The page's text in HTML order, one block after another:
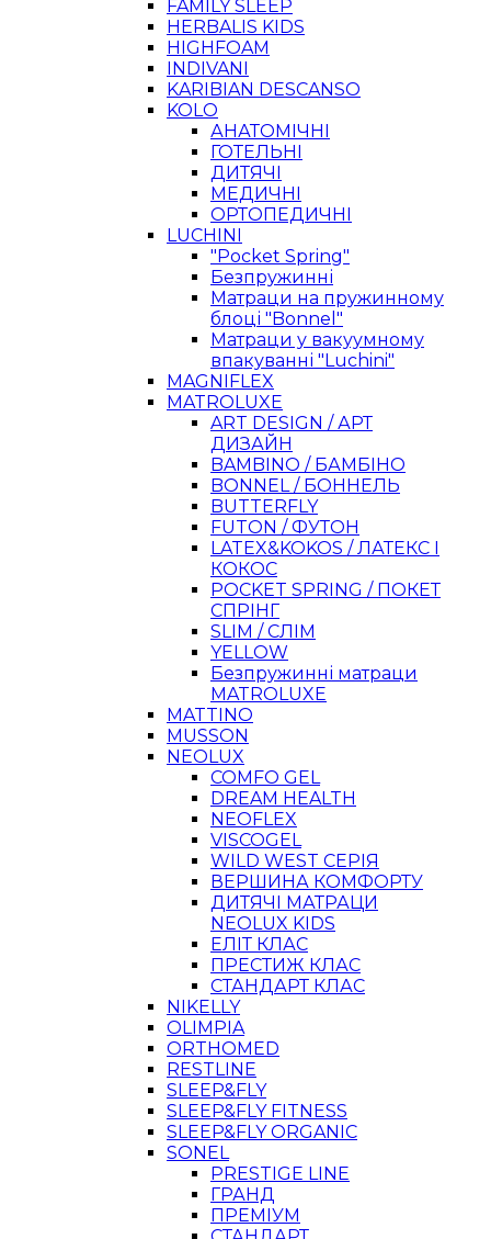
FAMILY SLEEP
HERBALIS KIDS
HIGHFOAM
INDIVANI
KARIBIAN DESCANSO
KOLO
АНАТОМІЧНІ
ГОТЕЛЬНІ
ДИТЯЧІ
МЕДИЧНІ
ОРТОПЕДИЧНІ
LUCHINI
"Pocket Spring"
Безпружинні
Матраци на пружинному
блоці "Bonnel"
Матраци у вакуумному
впакуванні "Luchini"
MAGNIFLEX
MATROLUXE
ART DESIGN / АРТ
ДИЗАЙН
BAMBINO / БАМБІНО
BONNEL / БОННЕЛЬ
BUTTERFLY
FUTON / ФУТОН
LATEX&KOKOS / ЛАТЕКС І
КОКОС
POCKET SPRING / ПОКЕТ
СПРІНГ
SLIM / СЛІМ
YELLOW
Безпружинні матраци
MATROLUXE
MATTINO
MUSSON
NEOLUX
COMFO GEL
DREAM HEALTH
NEOFLEX
VISCOGEL
WILD WEST СЕРІЯ
ВЕРШИНА КОМФОРТУ
ДИТЯЧІ МАТРАЦИ
NEOLUX KIDS
ЕЛІТ КЛАС
ПРЕСТИЖ КЛАС
СТАНДАРТ КЛАС
NIKELLY
OLIMPIA
ORTHOMED
RESTLINE
SLEEP&FLY
SLEEP&FLY FITNESS
SLEEP&FLY ORGANIC
SONEL
PRESTIGE LINE
ГРАНД
ПРЕМІУМ